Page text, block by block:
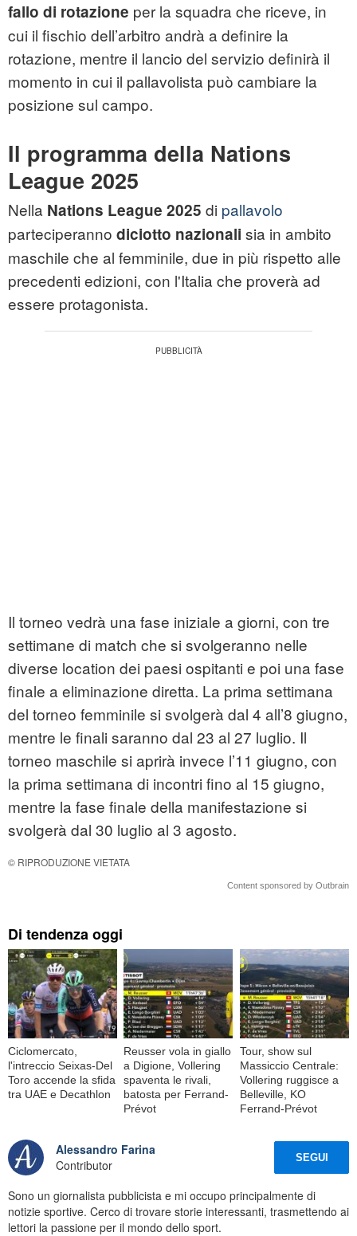
fallo di rotazione per la squadra che riceve, in
cui il fischio dell’arbitro andrà a definire la
rotazione, mentre il lancio del servizio definirà il
momento in cui il pallavolista può cambiare la
posizione sul campo.
Il programma della Nations
League 2025
Nella Nations League 2025 di pallavolo
parteciperanno diciotto nazionali sia in ambito
maschile che al femminile, due in più rispetto alle
precedenti edizioni, con l'Italia che proverà ad
essere protagonista.
Il torneo vedrà una fase iniziale a giorni, con tre
settimane di match che si svolgeranno nelle
diverse location dei paesi ospitanti e poi una fase
finale a eliminazione diretta. La prima settimana
del torneo femminile si svolgerà dal 4 all’8 giugno,
mentre le finali saranno dal 23 al 27 luglio. Il
torneo maschile si aprirà invece l’11 giugno, con
la prima settimana di incontri fino al 15 giugno,
mentre la fase finale della manifestazione si
svolgerà dal 30 luglio al 3 agosto.
© RIPRODUZIONE VIETATA
Content sponsored by Outbrain
Di tendenza oggi
Ciclomercato,
l'intreccio Seixas-Del
Toro accende la sfida
tra UAE e Decathlon
Reusser vola in giallo
a Digione, Vollering
spaventa le rivali,
batosta per Ferrand-
Prévot
Tour, show sul
Massiccio Centrale:
Vollering ruggisce a
Belleville, KO
Ferrand-Prévot
Alessandro Farina
Contributor
SEGUI
Sono un giornalista pubblicista e mi occupo principalmente di
notizie sportive. Cerco di trovare storie interessanti, trasmettendo ai
lettori la passione per il mondo dello sport.